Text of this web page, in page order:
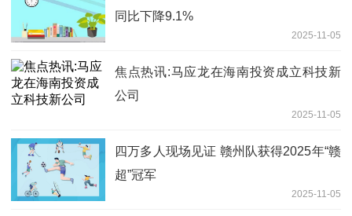
同比下降9.1%
2025-11-05
焦点热讯:马应龙在海南投资成立科技新
公司
2025-11-05
四万多人现场见证 赣州队获得2025年“赣
超”冠军
2025-11-05